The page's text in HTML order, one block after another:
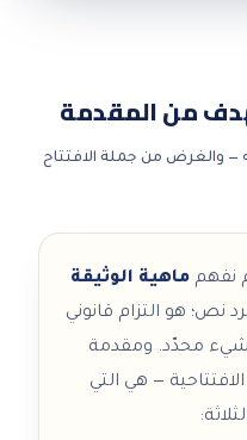
من المقدمة
— والغرض من جملة الافتتاح
نفهم ماهية الوثيقة
نص؛ هو التزام قانوني
شيء محدّد. ومقدمة
— هي التي